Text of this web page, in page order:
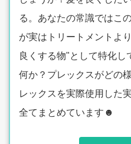
る。あなたの常識ではこ
が実はトリートメントよ
良くする物"として特化し
何か？プレックスがどの
レックスを実際使用した
全てまとめています☻